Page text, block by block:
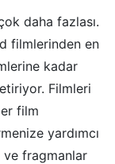
daha fazlası.
filmlerinden en
kadar
Filmleri
film
yardımcı
ve fragmanlar